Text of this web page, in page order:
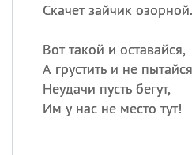
Скачет зайчик озорной.
Вот такой и оставайся,
А грустить и не
Неудачи пусть бегут,
Им у нас не место тут!